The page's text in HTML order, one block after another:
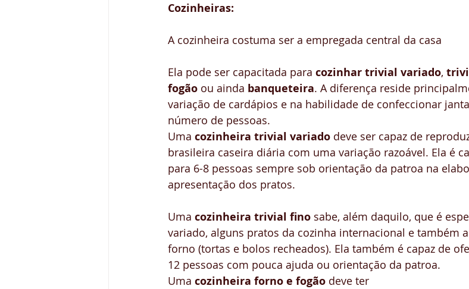
Curso House Manager Curso Gerente Doméstico Governanta
Cozinheiras:
A cozinheira costuma ser a empregada central da casa
Ela pode ser capacitada para cozinhar trivial variado,
fogão ou ainda banqueteira. A diferença reside
variação de cardápios e na habilidade de confeccionar
número de pessoas.
Uma cozinheira trivial variado deve ser capaz de
brasileira caseira diária com uma variação razoável. Ela é
para 6-8 pessoas sempre sob orientação da patroa na
apresentação dos pratos.
Uma cozinheira trivial fino sabe, além daquilo, que é
variado, alguns pratos da cozinha internacional e também
forno (tortas e bolos recheados). Ela também é capaz de
12 pessoas com pouca ajuda ou orientação da patroa.
Uma cozinheira forno e fogão deve ter